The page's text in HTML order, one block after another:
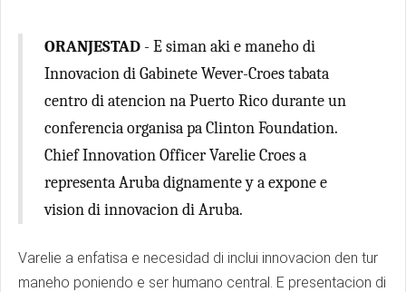
ORANJESTAD - E siman aki e maneho di
Innovacion di Gabinete Wever-Croes tabata
centro di atencion na Puerto Rico durante un
conferencia organisa pa Clinton Foundation.
Chief Innovation Officer Varelie Croes a
representa Aruba dignamente y a expone e
vision di innovacion di Aruba.
Varelie a enfatisa e necesidad di inclui innovacion den tur
maneho poniendo e ser humano central. E presentacion di